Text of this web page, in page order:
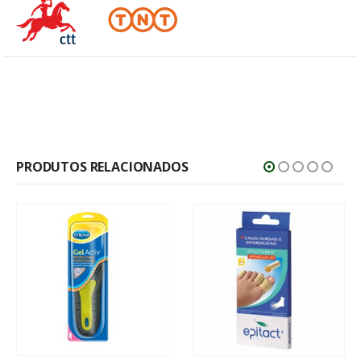
PRODUTOS RELACIONADOS